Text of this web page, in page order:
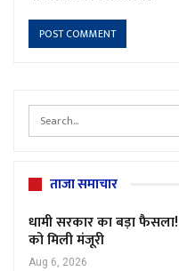
ताजा समाचार
धामी सरकार का बड़ा
को मिली मंजूरी
Aug 6, 2026